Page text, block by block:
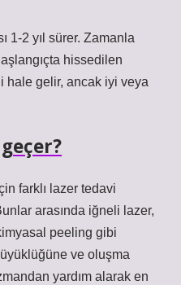
1-2 yıl sürer. Zamanla
hissedilen
hale gelir, ancak iyi veya
farklı lazer tedavi
arasında iğneli lazer,
peeling gibi
ve oluşma
yardım alarak en